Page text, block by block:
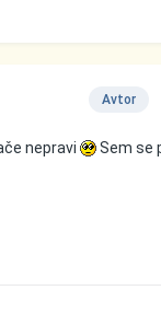
Avtor
nepravi
Sem se